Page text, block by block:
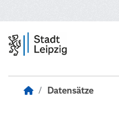
Datensätze